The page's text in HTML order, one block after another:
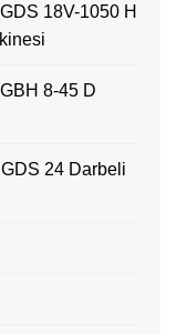
18V-1050 H
8-45 D
24 Darbeli